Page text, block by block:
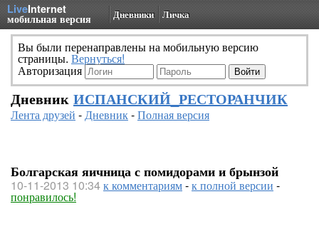
LiveInternet
мобильная версия Дневники Личка
Вы были перенаправлены на мобильную версию
страницы. Вернуться!
Авторизация
Дневник ИСПАНСКИЙ_РЕСТОРАНЧИК
Лента друзей -Дневник-Полная версия
Болгарская яичница с помидорами и брынзой
10-11-2013 10:34к комментариям-к полной версии -
понравилось!